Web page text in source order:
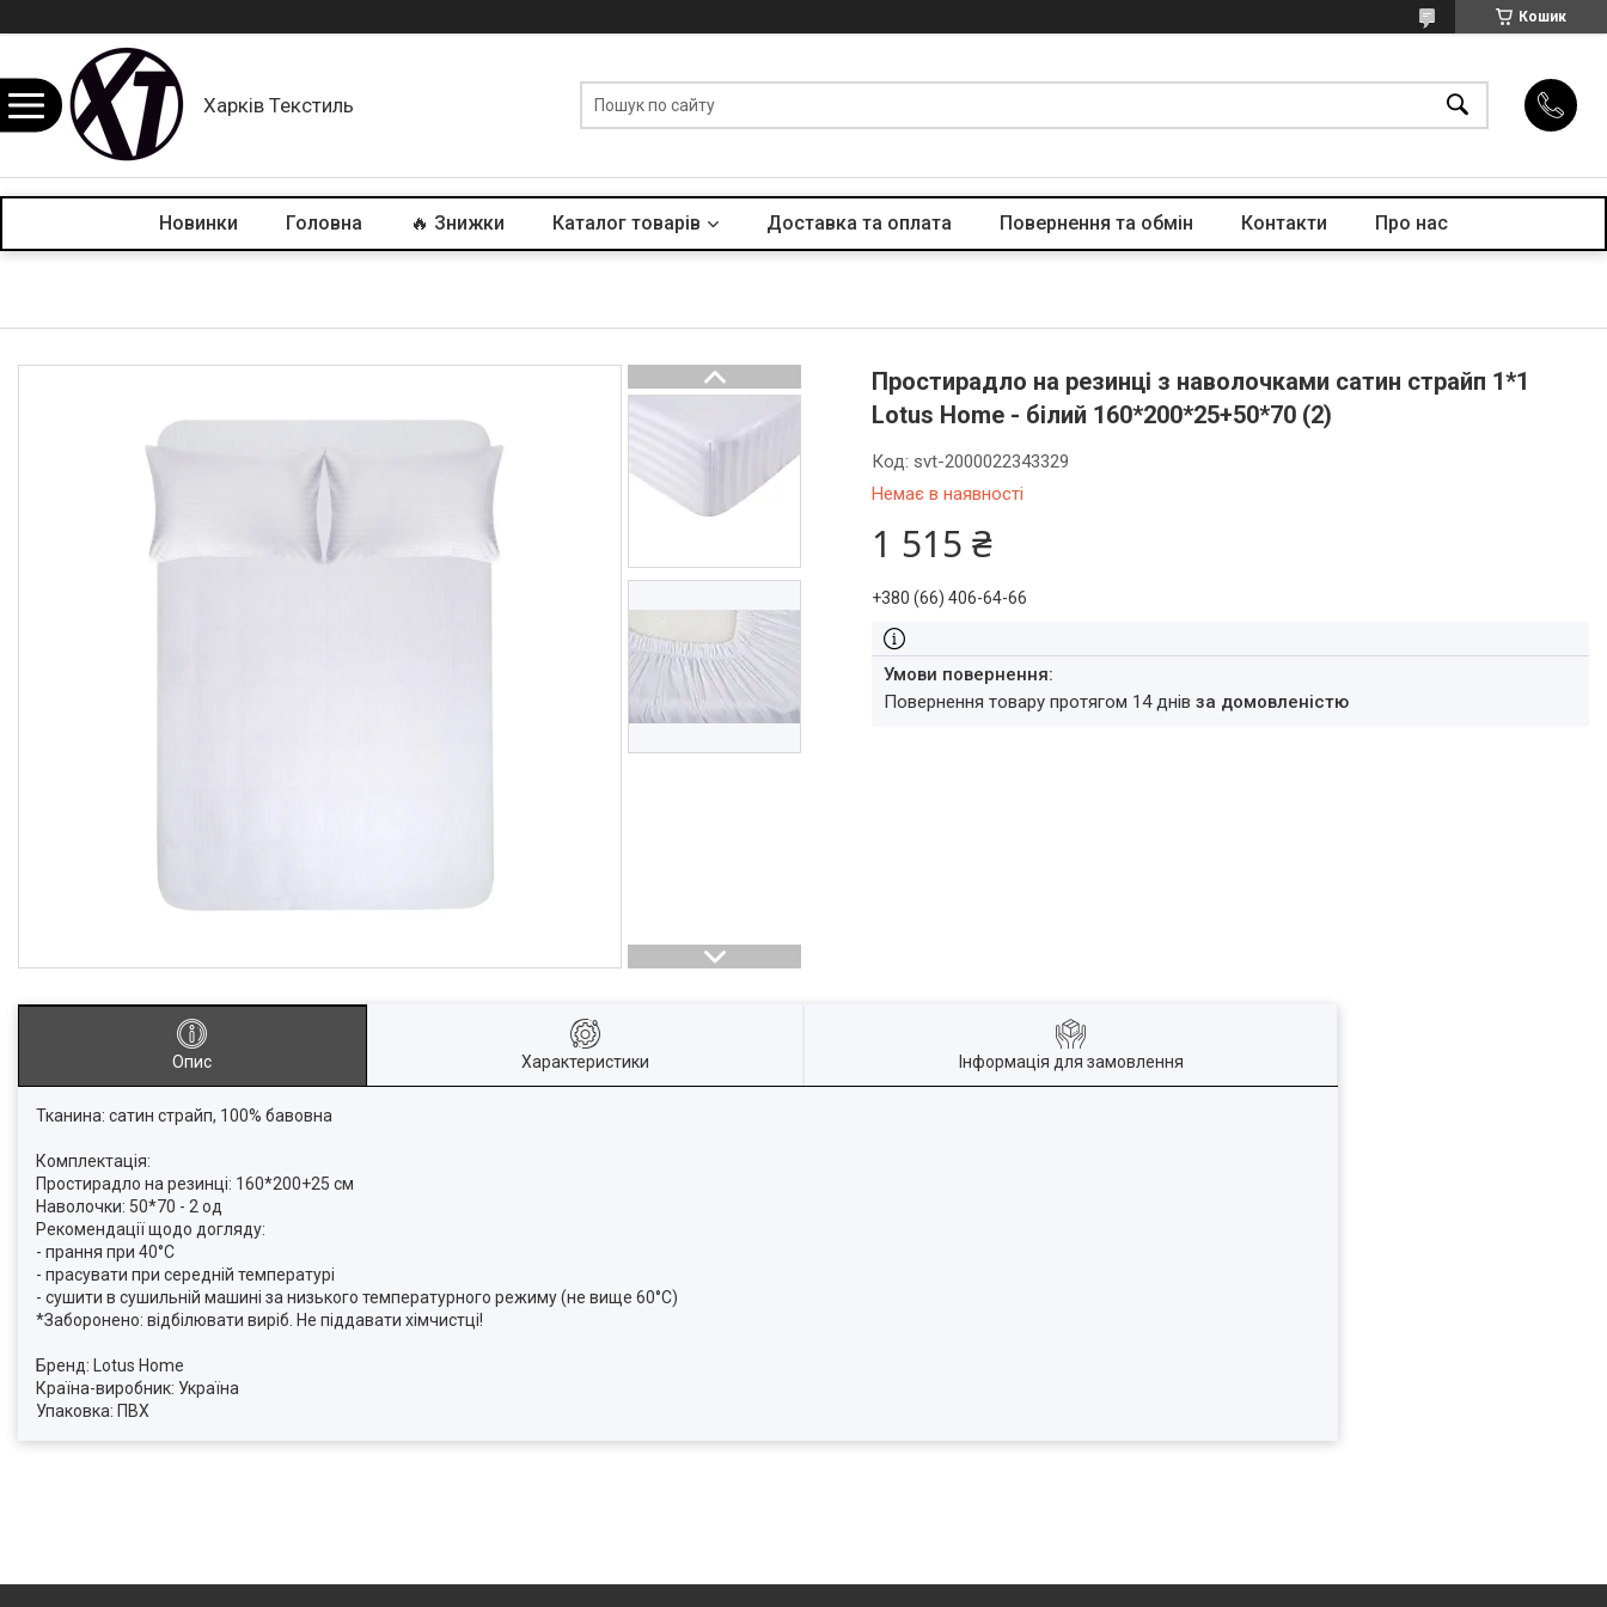
Кошик
Харків Текстиль
Новинки Головна 🔥 Знижки Каталог товарів Доставка та оплата Повернення та обмін Контакти Про нас
Простирадло на резинці з наволочками сатин страйп 1*1
Lotus Home - білий 160*200*25+50*70 (2)
Немає в наявності
Код: svt-2000022343329
1 515 ₴
+380 (66) 406-64-66
повернення товару протягом 14 днівза домовленістю
Опис Характеристики Інформація для замовлення
Тканина: сатин страйп, 100% бавовна
Комплектація:
Простирадло на резинці: 160*200+25 см
Наволочки: 50*70 - 2 од
Рекомендації щодо догляду:
- прання при 40°C
- прасувати при середній температурі
- сушити в сушильній машині за низького температурного режиму (не вище 60°C)
*Заборонено: відбілювати виріб. Не піддавати хімчистці!
Бренд: Lotus Home
Країна-виробник: Україна
Упаковка: ПВХ